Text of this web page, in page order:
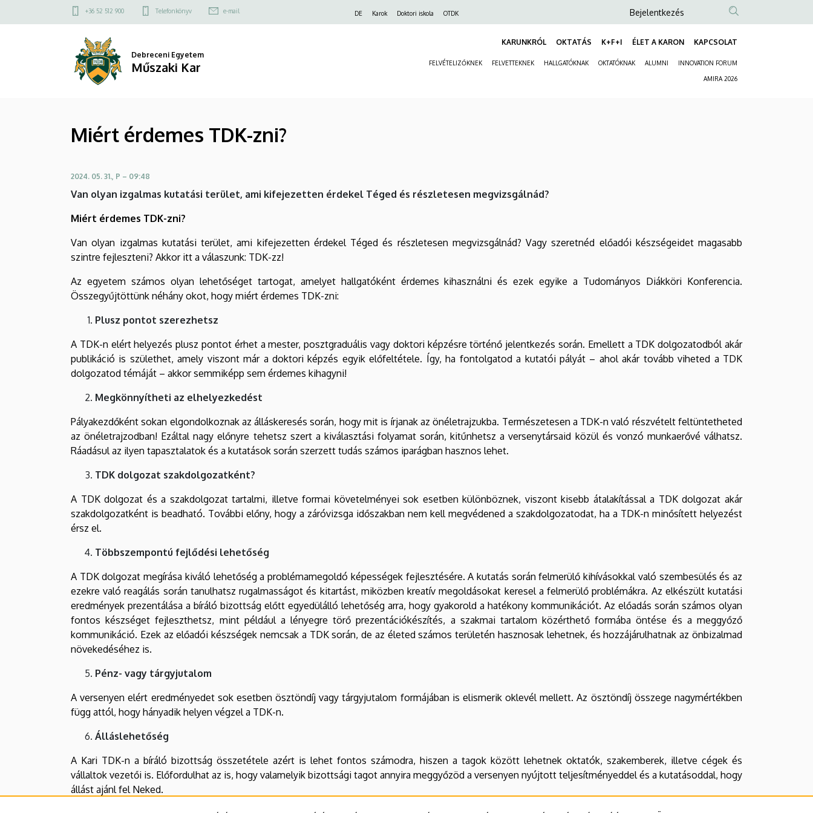
Műszaki
a
Felső
menü
+36 52 512 900 Telefonkönyv e-mail DE Karok Doktori iskola OTDK
Anonim
fiók
menüje
Bejelentkezés
Debreceni Egyetem
Műszaki Kar
KARUNKRÓL OKTATÁS K+F+I ÉLET A KARON KAPCSOLAT
FELVÉTELIZŐKNEK FELVETTEKNEK HALLGATÓKNAK OKTATÓKNAK ALUMNI INNOVATION FORUM
AMIRA 2026
Miért érdemes TDK-zni?
2024. 05. 31., P – 09:48
Van olyan izgalmas kutatási terület, ami kifejezetten érdekel Téged és részletesen megvizsgálnád?
Miért érdemes TDK-zni?
Van olyan izgalmas kutatási terület, ami kifejezetten érdekel Téged és részletesen megvizsgálnád? Vagy szeretnéd előadói készségeidet magasabb
szintre fejleszteni? Akkor itt a válaszunk: TDK-zz!
Az egyetem számos olyan lehetőséget tartogat, amelyet hallgatóként érdemes kihasználni és ezek egyike a Tudományos Diákköri Konferencia.
Összegyűjtöttünk néhány okot, hogy miért érdemes TDK-zni:
Plusz pontot szerezhetsz
A TDK-n elért helyezés plusz pontot érhet a mester, posztgraduális vagy doktori képzésre történő jelentkezés során. Emellett a TDK dolgozatodból akár
publikáció is születhet, amely viszont már a doktori képzés egyik előfeltétele. Így, ha fontolgatod a kutatói pályát – ahol akár tovább viheted a TDK
dolgozatod témáját – akkor semmiképp sem érdemes kihagyni!
Megkönnyítheti az elhelyezkedést
Pályakezdőként sokan elgondolkoznak az álláskeresés során, hogy mit is írjanak az önéletrajzukba. Természetesen a TDK-n való részvételt feltüntetheted
az önéletrajzodban! Ezáltal nagy előnyre tehetsz szert a kiválasztási folyamat során, kitűnhetsz a versenytársaid közül és vonzó munkaerővé válhatsz.
Ráadásul az ilyen tapasztalatok és a kutatások során szerzett tudás számos iparágban hasznos lehet.
TDK dolgozat szakdolgozatként?
A TDK dolgozat és a szakdolgozat tartalmi, illetve formai követelményei sok esetben különböznek, viszont kisebb átalakítással a TDK dolgozat akár
szakdolgozatként is beadható. További előny, hogy a záróvizsga időszakban nem kell megvédened a szakdolgozatodat, ha a TDK-n minősített helyezést
érsz el.
Többszempontú fejlődési lehetőség
A TDK dolgozat megírása kiváló lehetőség a problémamegoldó képességek fejlesztésére. A kutatás során felmerülő kihívásokkal való szembesülés és az
ezekre való reagálás során tanulhatsz rugalmasságot és kitartást, miközben kreatív megoldásokat keresel a felmerülő problémákra. Az elkészült kutatási
eredmények prezentálása a bíráló bizottság előtt egyedülálló lehetőség arra, hogy gyakorold a hatékony kommunikációt. Az előadás során számos olyan
fontos készséget fejleszthetsz, mint például a lényegre törő prezentációkészítés, a szakmai tartalom közérthető formába öntése és a meggyőző
kommunikáció. Ezek az előadói készségek nemcsak a TDK során, de az életed számos területén hasznosak lehetnek, és hozzájárulhatnak az önbizalmad
növekedéséhez is.
Pénz- vagy tárgyjutalom
A versenyen elért eredményedet sok esetben ösztöndíj vagy tárgyjutalom formájában is elismerik oklevél mellett. Az ösztöndíj összege nagymértékben
függ attól, hogy hányadik helyen végzel a TDK-n.
Álláslehetőség
A Kari TDK-n a bíráló bizottság összetétele azért is lehet fontos számodra, hiszen a tagok között lehetnek oktatók, szakemberek, illetve cégek és
vállaltok vezetői is. Előfordulhat az is, hogy valamelyik bizottsági tagot annyira meggyőzöd a versenyen nyújtott teljesítményeddel és a kutatásoddal, hogy
állást ajánl fel Neked.